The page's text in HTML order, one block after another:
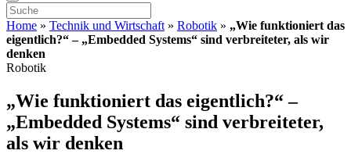
Home » Technik und Wirtschaft » Robotik » „Wie funktioniert das
eigentlich?“ – „Embedded Systems“ sind verbreiteter, als wir
denken
Robotik
„Wie funktioniert das eigentlich?“ –
„Embedded Systems“ sind verbreiteter,
als wir denken